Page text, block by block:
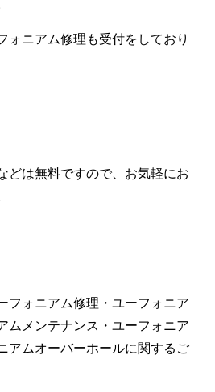
ォニアム修理も受付をしており
どは無料ですので、お気軽にお
フォニアム修理・ユーフォニア
ムメンテナンス・ユーフォニア
アムオーバーホールに関するご